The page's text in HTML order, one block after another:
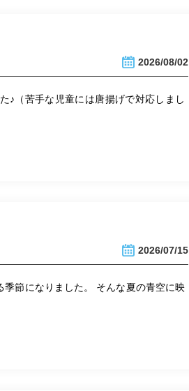
2026/08/02
♪（苦手な児童には唐揚げで対応しまし
2026/07/15
節になりました。 そんな夏の青空に映